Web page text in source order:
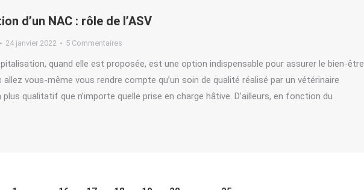
d’un NAC : rôle de l’ASV
24 janvier 2022 5 Commentaires
quand elle est proposée, est une option indispensable pour assurer le bien-être
allez vous-même vous rendre compte qu’un soin de qualité réalisé par un vétérinaire
qualitatif que n’importe quelle prise en charge hâtive. D’ailleurs, en fonction du